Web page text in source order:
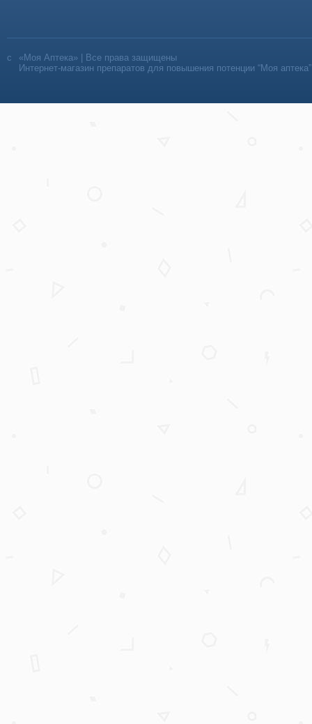
«Моя Аптека» | Все права защищены
Интернет-магазин препаратов для повышения потенции “Моя